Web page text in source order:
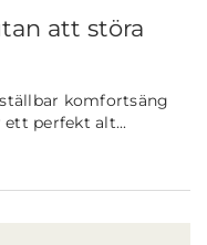
att störa
komfortsäng
perfekt alt...